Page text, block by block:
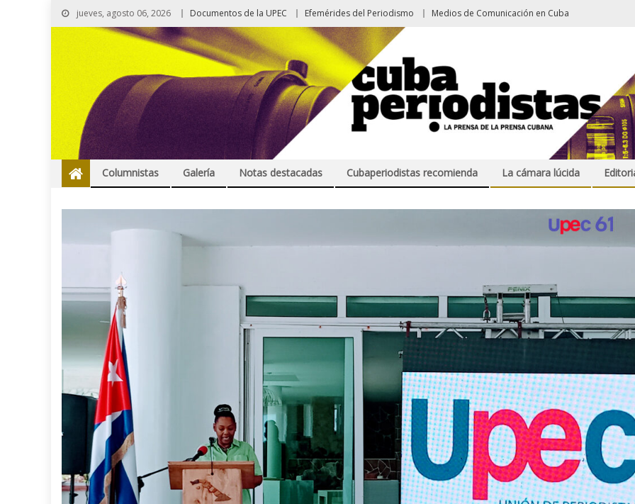
jueves, agosto 06, 2026 Documentos de la UPEC Efemérides del Periodismo Medios de Comunicación en Cuba
Columnistas Galería Notas destacadas Cubaperiodistas recomienda La cámara lúcida